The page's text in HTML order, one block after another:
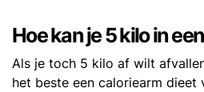
Hoe kan je 5 kilo in
Als je toch 5 kilo af wilt
het beste een caloriearm dieet